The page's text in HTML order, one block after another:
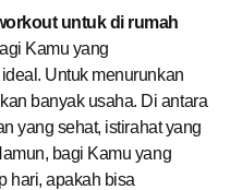
untuk di rumah
Kamu yang
Untuk menurunkan
banyak usaha. Di antara
yang sehat, istirahat yang
bagi Kamu yang
hari, apakah bisa